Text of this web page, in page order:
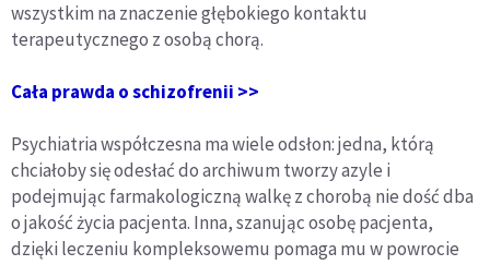
wszystkim na znaczenie głębokiego kontaktu
terapeutycznego z osobą chorą.
Cała prawda o schizofrenii >>
Psychiatria współczesna ma wiele odsłon: jedna, którą
chciałoby się odesłać do archiwum tworzy azyle i
podejmując farmakologiczną walkę z chorobą nie dość dba
o jakość życia pacjenta. Inna, szanując osobę pacjenta,
dzięki leczeniu kompleksowemu pomaga mu w powrocie